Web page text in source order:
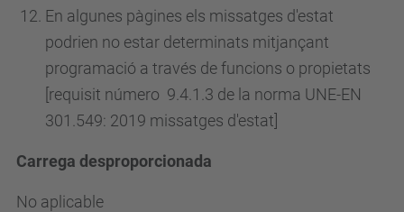
En algunes pàgines els missatges d'estat
podrien no estar determinats mitjançant
programació a través de funcions o propietats
[requisit número 9.4.1.3 de la norma UNE-EN
301.549: 2019 missatges d'estat]
Carrega desproporcionada
No aplicable